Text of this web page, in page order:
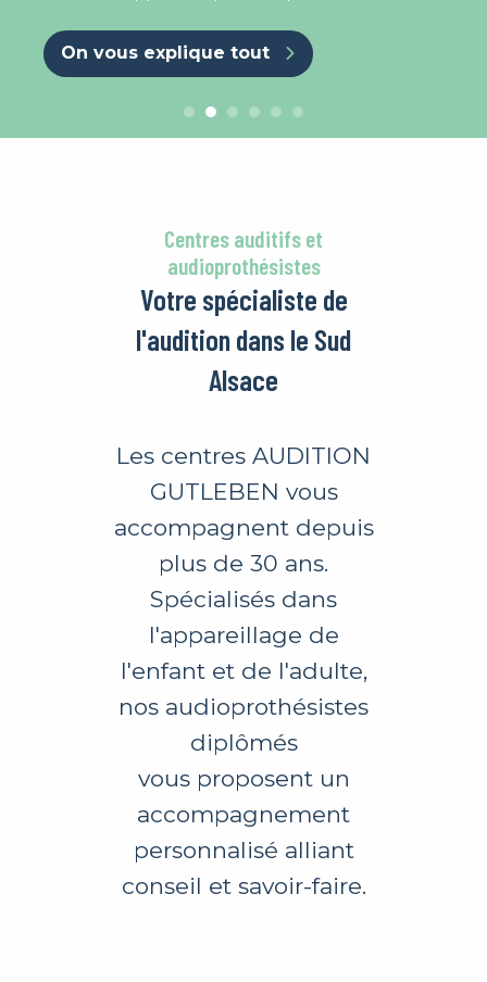
On vous explique tout
Centres auditifs et
audioprothésistes
Votre spécialiste de
l'audition dans le Sud
Alsace
Les centres AUDITION
GUTLEBEN vous
accompagnent depuis
plus de 30 ans.
Spécialisés dans
l'appareillage de
l'enfant et de l'adulte,
nos audioprothésistes
diplômés
vous proposent un
accompagnement
personnalisé alliant
conseil et savoir-faire.